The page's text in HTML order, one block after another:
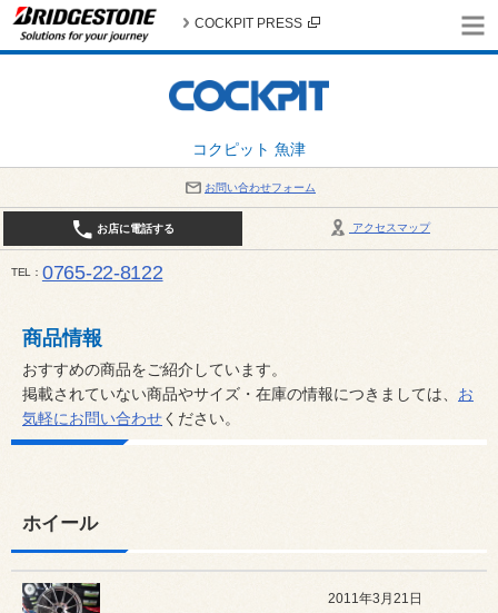
コクピット 魚津
COCKPIT PRESS
お問い合わせフォーム
アクセスマップ
お店に電話する
TEL 0765-22-8122
商品情報
おすすめの商品をご紹介しています。
掲載されていない商品やサイズ・在庫の情報につきましては、 お
気軽にお問い合わせください。
ホイール
2011年3月21日